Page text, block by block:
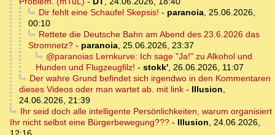
Dir fehlt eine Schaufel Skepsis! - paranoia, 25.06.2026,
00:10
Rettete die Deutsche Bahn am Abend des 23.6.2026 das
Stromnetz? - paranoia, 25.06.2026, 23:37
@paranoias Lernkurve: Ich sage "Ja!" zu Alkohol und
Hunden und Flugzeugfilz! - stokk', 26.06.2026, 11:07
Der wahre Grund befindet sich irgendwo in den Kommentaren
dieses Videos oder man wartet ab. mit link - Illusion,
24.06.2026, 21:39
Ihr seid doch alle intelligente Persönlichkeiten, warum organisiert
Ihr nicht selbst eine Bürgerbewegung??? - Illusion, 24.06.2026,